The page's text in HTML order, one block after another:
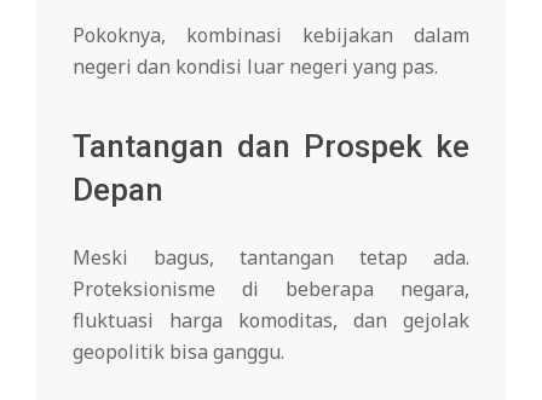
Pokoknya, kombinasi kebijakan dalam
negeri dan kondisi luar negeri yang pas.
Tantangan dan Prospek ke
Depan
Meski bagus, tantangan tetap ada.
Proteksionisme di beberapa negara,
fluktuasi harga komoditas, dan gejolak
geopolitik bisa ganggu.